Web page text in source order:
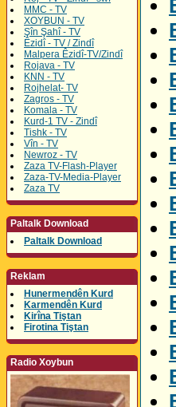
MMC - TV
XOYBUN - TV
Şîn Şahî - TV
Êzidî - TV / Zindî
Malpera Êzidî-TV/Zindî
Rojava - TV
KNN - TV
Rojhelat- TV
Zagros - TV
Komala - TV
Kurd-1 TV - Zindî
Tishk - TV
Vîn - TV
Newroz - TV
Zaza TV-Flash-Player
Zaza-TV-Media-Player
Zaza TV
Paltalk Download
Paltalk Download
Reklam
Hunermendên Kurd
Karmendên Kurd
Kirîna Tiştan
Firotina Tiştan
Radio Xoybun